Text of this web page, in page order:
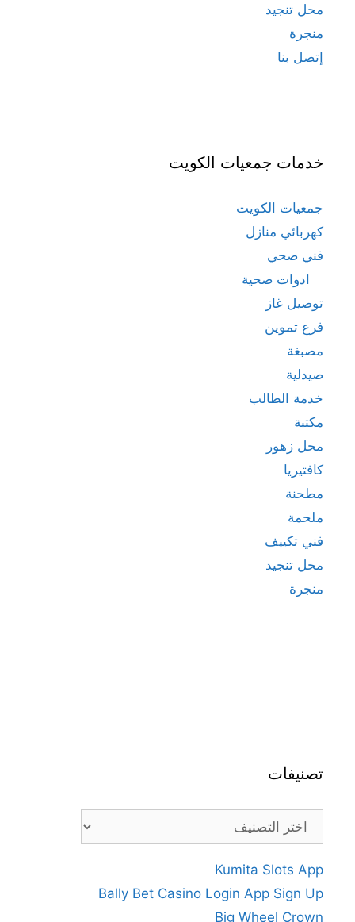
محل تنجيد
منجرة
إتصل بنا
خدمات جمعيات الكويت
جمعيات الكويت
كهربائي منازل
فني صحي
ادوات صحية
توصيل غاز
فرع تموين
مصبغة
صيدلية
خدمة الطالب
مكتبة
محل زهور
كافتيريا
مطحنة
ملحمة
فني تكييف
محل تنجيد
منجرة
تصنيفات
تصنيفات
Kumita Slots App
Bally Bet Casino Login App Sign Up
Big Wheel Crown